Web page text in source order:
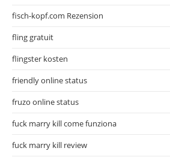
fisch-kopf.com Rezension
fling gratuit
flingster kosten
friendly online status
fruzo online status
fuck marry kill come funziona
fuck marry kill review